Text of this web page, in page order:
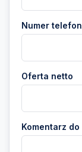
Numer
Oferta netto
Komentarz